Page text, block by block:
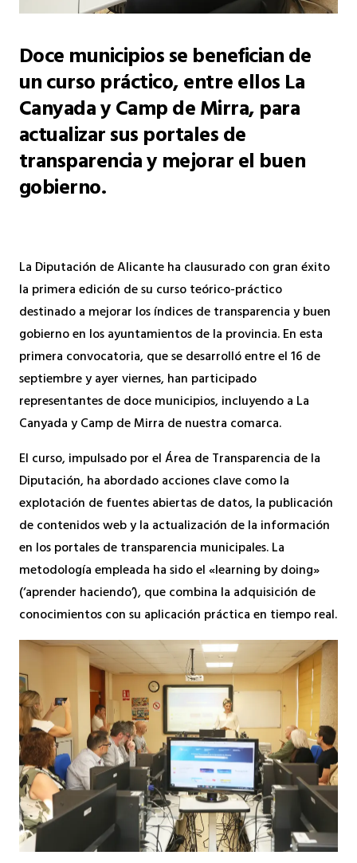
Doce municipios se benefician de
un curso práctico, entre ellos La
Canyada y Camp de Mirra, para
actualizar sus portales de
transparencia y mejorar el buen
gobierno.
La Diputación de Alicante ha clausurado con gran éxito
la primera edición de su curso teórico-práctico
destinado a mejorar los índices de transparencia y buen
gobierno en los ayuntamientos de la provincia. En esta
primera convocatoria, que se desarrolló entre el 16 de
septiembre y ayer viernes, han participado
representantes de doce municipios, incluyendo a La
Canyada y Camp de Mirra de nuestra comarca.
El curso, impulsado por el Área de Transparencia de la
Diputación, ha abordado acciones clave como la
explotación de fuentes abiertas de datos, la publicación
de contenidos web y la actualización de la información
en los portales de transparencia municipales. La
metodología empleada ha sido el «learning by doing»
(‘aprender haciendo’), que combina la adquisición de
conocimientos con su aplicación práctica en tiempo real.